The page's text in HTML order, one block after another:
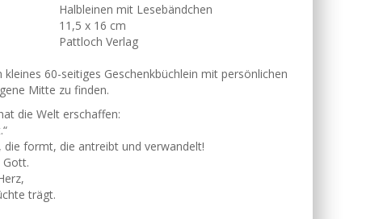
Halbleinen mit Lesebändchen
11,5 x 16 cm
Pattloch Verlag
60-seitiges Geschenkbüchlein mit persönlichen
Mitte zu finden.
die Welt erschaffen:
formt, die antreibt und verwandelt!
trägt.